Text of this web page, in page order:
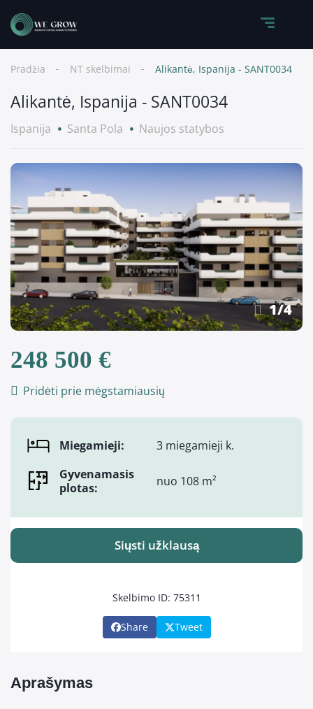
Pradžia NT skelbimai Alikantė, Ispanija - SANT0034
Alikantė, Ispanija - SANT0034
Ispanija Santa Pola Naujos statybos
1/4
248 500 €
Pridėti prie mėgstamiausių
Miegamieji:
3 miegamieji k.
Gyvenamasis
plotas:
nuo 108 m²
Siųsti užklausą
Skelbimo ID: 75311
Share Tweet
Aprašymas